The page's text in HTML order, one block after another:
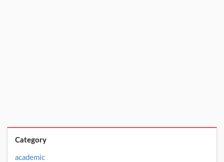
Category
academic